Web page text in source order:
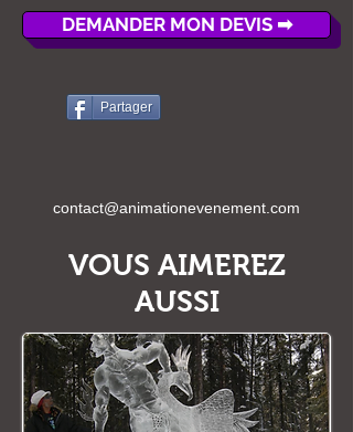
DEMANDER MON DEVIS ➡
Partager
contact@animationevenement.com
VOUS AIMEREZ
AUSSI